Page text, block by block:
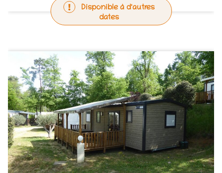
Disponible à d'autres
dates